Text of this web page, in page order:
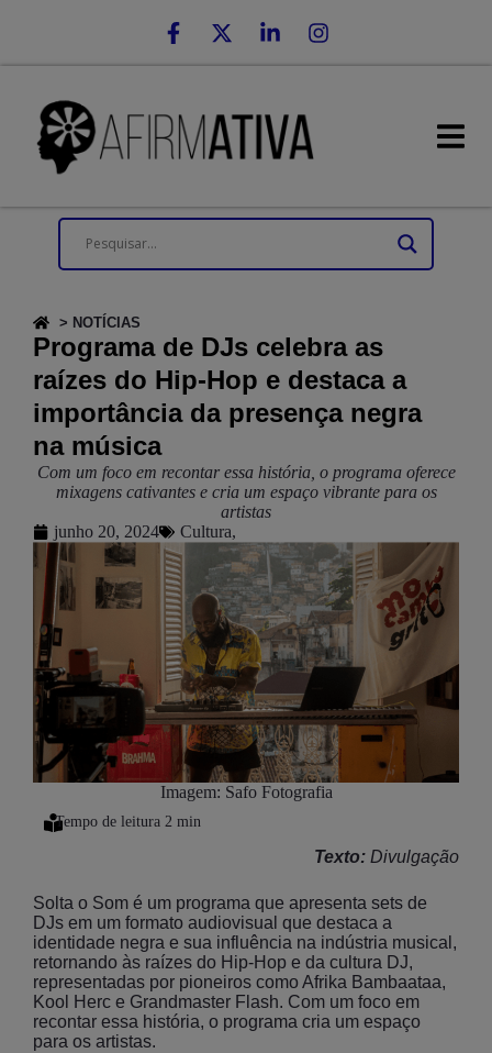
> NOTÍCIAS
Programa de DJs celebra as
raízes do Hip-Hop e destaca a
importância da presença negra
na música
Com um foco em recontar essa história, o programa oferece
mixagens cativantes e cria um espaço vibrante para os
artistas
junho 20, 2024
Cultura,
Imagem: Safo Fotografia
Texto: Divulgação
Solta o Som é um programa que apresenta sets de
DJs em um formato audiovisual que destaca a
identidade negra e sua influência na indústria musical,
retornando às raízes do Hip-Hop e da cultura DJ,
representadas por pioneiros como Afrika Bambaataa,
Kool Herc e Grandmaster Flash. Com um foco em
recontar essa história, o programa cria um espaço
para os artistas.